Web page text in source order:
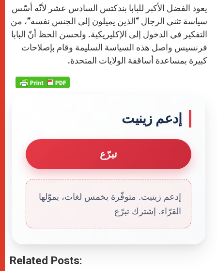
يعود الفضل الأكبر للبابا بندكتس السادس عشر لأنّه أسّس
سياسة تثني الرجال “الذين يميلون إلى الجنس نفسه”، من
التفكير في الدخول إلى الإكليريكية. ولحسن الحظ أنّ البابا
فرنسيس واصل هذه السياسة السليمة وقام بإصلاحات
كبيرة بمساعدة أساقفة الولايات المتحدة.
إدعم زينيت
تبرّع
إدعم زينيت. متوفّرة بخمس لغات، يموّلها
القرّاء. إشترك تبرّع
Related Posts: